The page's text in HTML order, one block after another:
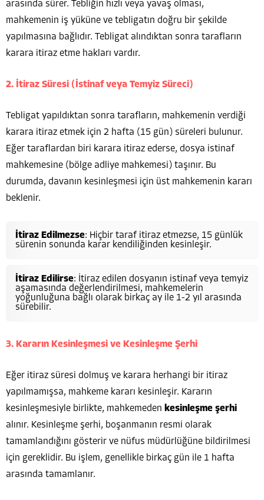
arasında sürer. Tebliğin hızlı veya yavaş olması,
mahkemenin iş yüküne ve tebligatın doğru bir şekilde
yapılmasına bağlıdır. Tebligat alındıktan sonra tarafların
karara itiraz etme hakları vardır.
2. İtiraz Süresi (İstinaf veya Temyiz Süreci)
Tebligat yapıldıktan sonra tarafların, mahkemenin verdiği
karara itiraz etmek için 2 hafta (15 gün) süreleri bulunur.
Eğer taraflardan biri karara itiraz ederse, dosya istinaf
mahkemesine (bölge adliye mahkemesi) taşınır. Bu
durumda, davanın kesinleşmesi için üst mahkemenin kararı
beklenir.
İtiraz Edilmezse: Hiçbir taraf itiraz etmezse, 15 günlük
sürenin sonunda karar kendiliğinden kesinleşir.
İtiraz Edilirse: İtiraz edilen dosyanın istinaf veya temyiz
aşamasında değerlendirilmesi, mahkemelerin
yoğunluğuna bağlı olarak birkaç ay ile 1-2 yıl arasında
sürebilir.
3. Kararın Kesinleşmesi ve Kesinleşme Şerhi
Eğer itiraz süresi dolmuş ve karara herhangi bir itiraz
yapılmamışsa, mahkeme kararı kesinleşir. Kararın
kesinleşmesiyle birlikte, mahkemeden kesinleşme şerhi
alınır. Kesinleşme şerhi, boşanmanın resmi olarak
tamamlandığını gösterir ve nüfus müdürlüğüne bildirilmesi
için gereklidir. Bu işlem, genellikle birkaç gün ile 1 hafta
arasında tamamlanır.